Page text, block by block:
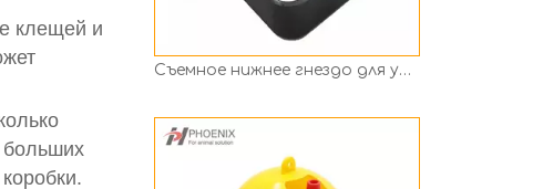
клещей и
больших
Поилка для куриной фермы, фонтан для утки, голубя, птицы, Плассон, бутылка для воды, автоматическая поилка для курицы с решеткой